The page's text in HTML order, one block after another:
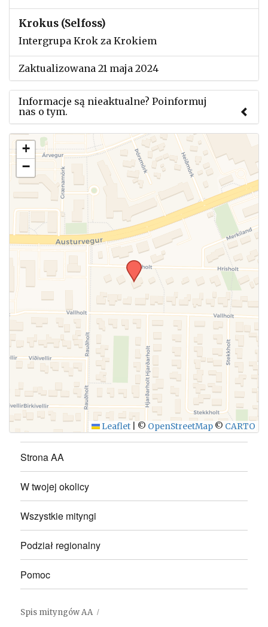
Krokus (Selfoss)
Intergrupa Krok za Krokiem
Zaktualizowana 21 maja 2024
Informacje są nieaktualne? Poinformuj
nas o tym.
Użyj tego formularza aby przesłać informację o
zmianach w powyższym mityngu.
WYŚLIJ
+
−
Leaflet © OpenStreetMap © CARTO
Strona AA
W twojej okolicy
Wszystkie mityngi
Podział regionalny
Pomoc
Spis mityngów AA